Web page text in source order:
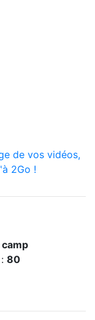
de vos vidéos,
2Go !
80